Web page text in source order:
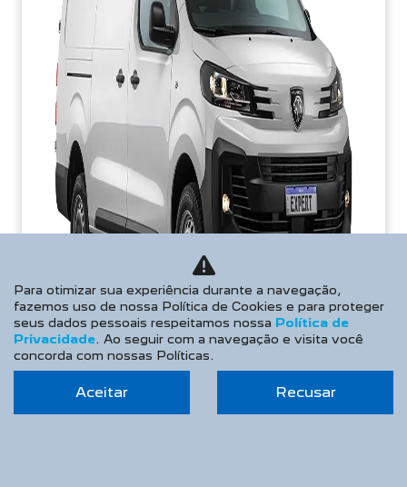
Para otimizar sua experiência durante a navegação,
fazemos uso de nossa Política de Cookies e para proteger
seus dados pessoais respeitamos nossa Política de
Privacidade. Ao seguir com a navegação e visita você
concorda com nossas Políticas.
Aceitar Recusar